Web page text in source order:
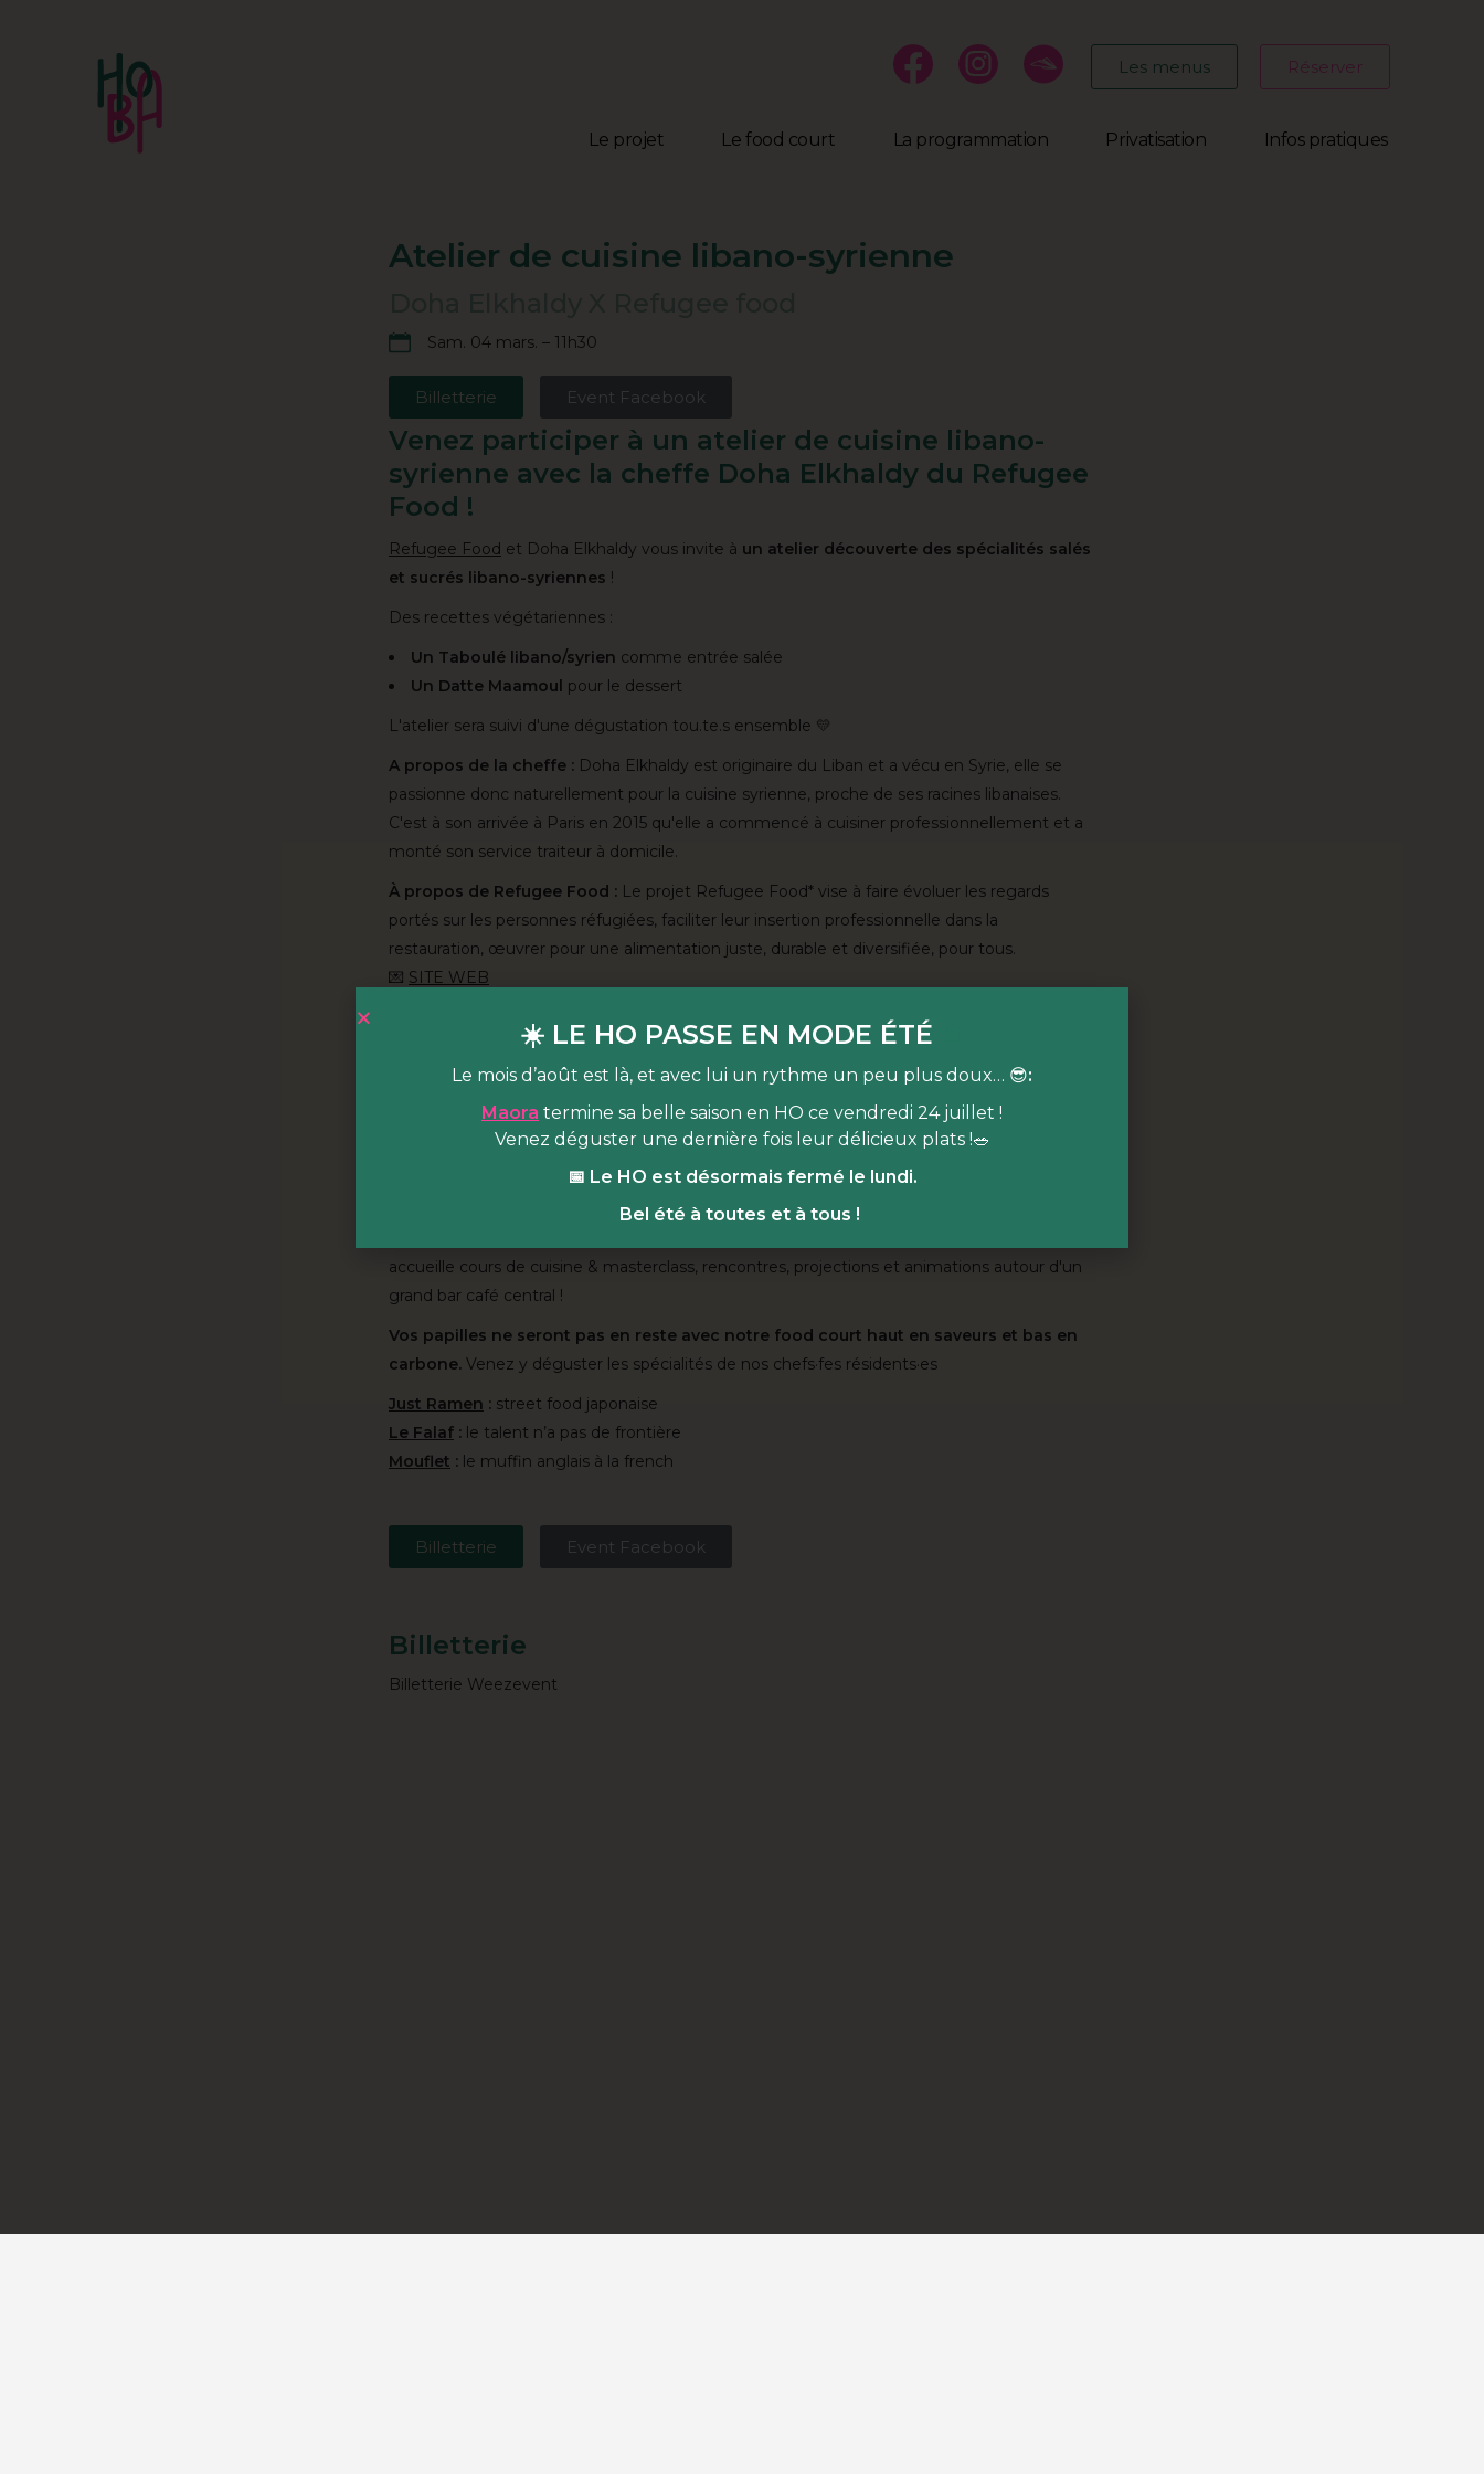
Les menus Réserver
Le projet Le food court La programmation Privatisation Infos pratiques
Atelier de cuisine libano-syrienne
Sam. 04 mars. – 11h30
Billetterie Event Facebook
Venez participer à un atelier de cuisine libano-
syrienne avec la cheffe Doha Elkhaldy du Refugee
Food !
Refugee Food et Doha Elkhaldy vous invite à un atelier découverte des spécialités salés
et sucrés libano-syriennes !
Des recettes végétariennes :
Un Taboulé libano/syrien comme entrée salée
Un Datte Maamoul pour le dessert
L'atelier sera suivi d'une dégustation tou.te.s ensemble 💛
A propos de la cheffe : Doha Elkhaldy est originaire du Liban et a vécu en Syrie, elle se
passionne donc naturellement pour la cuisine syrienne, proche de ses racines libanaises.
C'est à son arrivée à Paris en 2015 qu'elle a commencé à cuisiner professionnellement et a
monté son service traiteur à domicile.
À propos de Refugee Food : Le projet Refugee Food* vise à faire évoluer les regards
portés sur les personnes réfugiées, faciliter leur insertion professionnelle dans la
restauration, œuvrer pour une alimentation juste, durable et diversifiée, pour tous.
💌 SITE WEB
12€/15€ + (frais de location) / Atelier ouvert à tous.tes & accessible pour à tous les niveaux
photo © Clémence Sahuc
HOBA c'est quoi ?
un lieu de vie dédié à l’alimentation durable & joyeuse, niché au cœur des 10
hectares du parc Martin Luther King (Paris 17e). Venez vous régaler en HO dans notre food
accueille cours de cuisine & masterclass, rencontres, projections et animations autour d'un
grand bar café central !
Vos papilles ne seront pas en reste avec notre food court haut en saveurs et bas en
carbone. Venez y déguster les spécialités de nos chefs·fes résidents·es
Just Ramen : street food japonaise
Le Falaf : le talent n’a pas de frontière
Mouflet : le muffin anglais à la french
Billetterie Event Facebook
Billetterie
Billetterie Weezevent
☀️ LE HO PASSE EN MODE ÉTÉ
Le mois d’août est là, et avec lui un rythme un peu plus doux… 😎:
Maora termine sa belle saison en HO ce vendredi 24 juillet !
Venez déguster une dernière fois leur délicieux plats !🥗
📅 Le HO est désormais fermé le lundi.
Bel été à toutes et à tous !